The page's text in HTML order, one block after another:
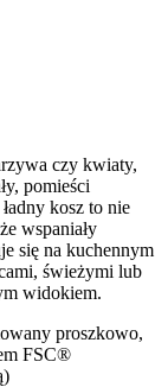
czy kwiaty,
pomieści
kosz to nie
wspaniały
się na kuchennym
świeżymi lub
widokiem.
proszkowo,
FSC®